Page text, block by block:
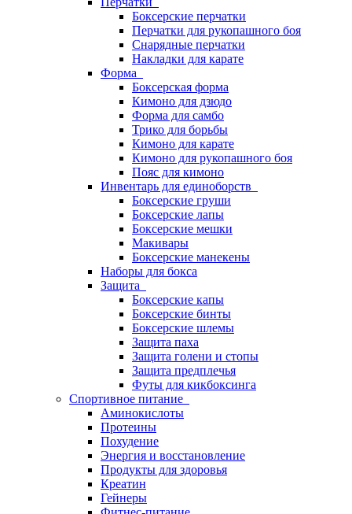
Боксерские перчатки
Перчатки для рукопашного боя
Снарядные перчатки
Накладки для карате
Форма
Боксерская форма
Кимоно для дзюдо
Форма для самбо
Трико для борьбы
Кимоно для карате
Кимоно для рукопашного боя
Пояс для кимоно
Инвентарь для единоборств
Боксерские груши
Боксерские лапы
Боксерские мешки
Макивары
Боксерские манекены
Наборы для бокса
Защита
Боксерские капы
Боксерские бинты
Боксерские шлемы
Защита паха
Защита голени и стопы
Защита предплечья
Футы для кикбоксинга
Спортивное питание
Аминокислоты
Протеины
Похудение
Энергия и восстановление
Продукты для здоровья
Креатин
Гейнеры